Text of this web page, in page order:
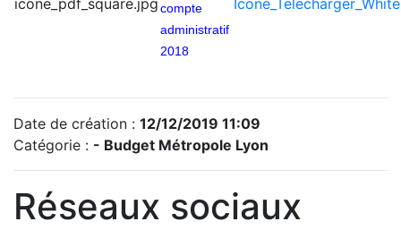
compte
administratif
2018
Date de création : 12/12/2019 11:09
Catégorie : - Budget Métropole Lyon
Réseaux sociaux